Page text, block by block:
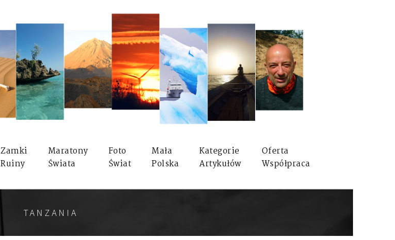
Zamki
Ruiny
Maratony
Świata
Foto
Świat
Mała
Polska
Kategorie
Artykułów
Oferta
Współpraca
TANZANIA